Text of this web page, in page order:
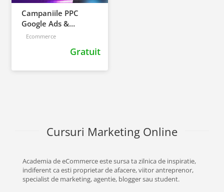
Campaniile PPC
Google Ads &
Facebook Ads VS
Marketing Online
Ecommerce
Gratuit
Cursuri Marketing Online
Academia de eCommerce este sursa ta zilnica de inspiratie,
indiferent ca esti proprietar de afacere, viitor antreprenor,
specialist de marketing, agentie, blogger sau student.